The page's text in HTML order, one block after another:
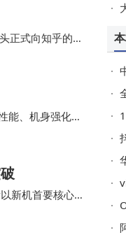
正式向知乎的传
能、机身强化等
新机首要核心